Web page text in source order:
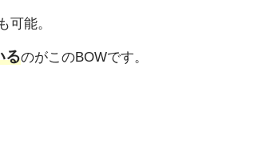
可能。
るのがこのBOWです。